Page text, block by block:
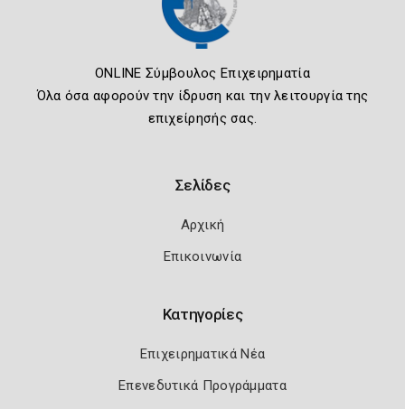
ONLINE Σύμβουλος Επιχειρηματία
Όλα όσα αφορούν την ίδρυση και την λειτουργία της
επιχείρησής σας.
Σελίδες
Αρχική
Επικοινωνία
Κατηγορίες
Επιχειρηματικά Νέα
Επενεδυτικά Προγράμματα